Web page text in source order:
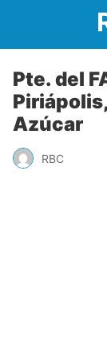
Pte. del
Azúcar
RBC